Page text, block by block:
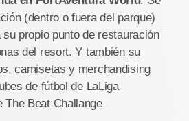
(dentro o fuera del parque)
propio punto de restauración
del resort. Y también su
camisetas y merchandising
de fútbol de LaLiga
The Beat Challange